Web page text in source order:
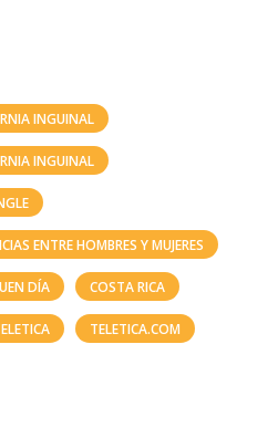
INGUINAL
INGUINAL
ENTRE HOMBRES Y MUJERES
DÍA COSTA RICA
TELETICA.COM